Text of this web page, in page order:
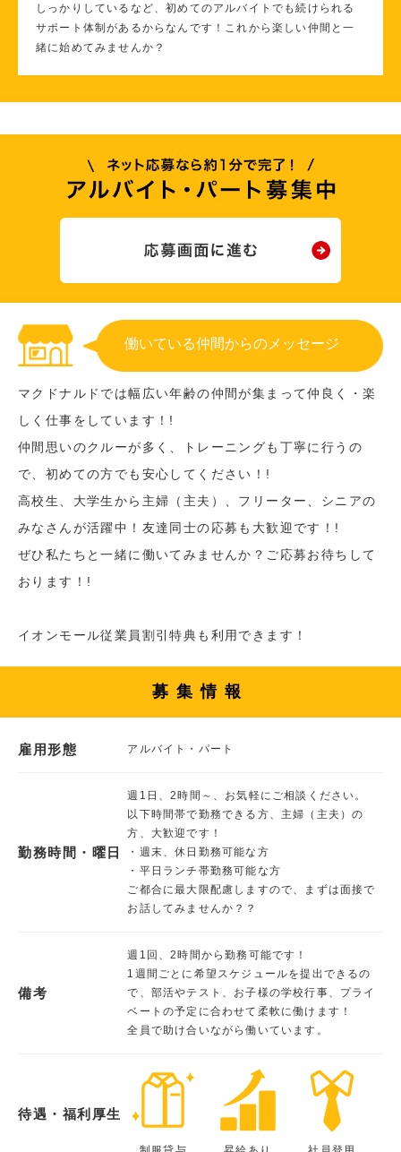
しっかりしているなど、初めてのアルバイトでも続けられる
サポート体制があるからなんです！これから楽しい仲間と一
緒に始めてみませんか？
働いている仲間からのメッセージ
マクドナルドでは幅広い年齢の仲間が集まって仲良く・楽
しく仕事をしています！!
仲間思いのクルーが多く、トレーニングも丁寧に行うの
で、初めての方でも安心してください！!
高校生、大学生から主婦（主夫）、フリーター、シニアの
みなさんが活躍中！友達同士の応募も大歓迎です！!
ぜひ私たちと一緒に働いてみませんか？ご応募お待ちして
おります！!
イオンモール従業員割引特典も利用できます！
募集情報
雇用形態 アルバイト・パート
勤務時間・曜日
週1日、2時間～、お気軽にご相談ください。
以下時間帯で勤務できる方、主婦（主夫）の
方、大歓迎です！
・週末、休日勤務可能な方
・平日ランチ帯勤務可能な方
ご都合に最大限配慮しますので、まずは面接で
お話してみませんか？？
備考
週1回、2時間から勤務可能です！
1週間ごとに希望スケジュールを提出できるの
で、部活やテスト、お子様の学校行事、プライ
ベートの予定に合わせて柔軟に働けます！
全員で助け合いながら働いています。
待遇・福利厚生